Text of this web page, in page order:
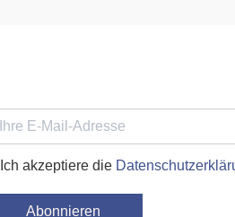
Ich akzeptiere die
Abonnieren